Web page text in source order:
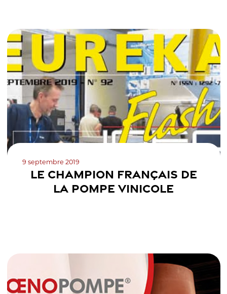
9 septembre 2019
LE CHAMPION FRANÇAIS DE
LA POMPE VINICOLE